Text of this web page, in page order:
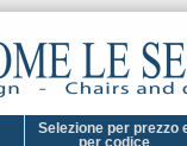
Selezione per prezzo
per codice